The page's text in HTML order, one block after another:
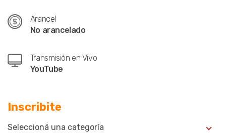
Arancel
No arancelado
Transmisión en Vivo
YouTube
Inscribite
Seleccioná una categoría